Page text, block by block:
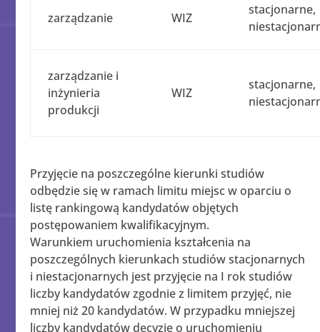
zarządzanie WIZ
stacjonarne,
zarządzanie i
inżynieria
produkcji
WIZ
stacjonarne,
Przyjęcie na poszczególne kierunki studiów
odbędzie się w ramach limitu miejsc w oparciu o
listę rankingową kandydatów objętych
postępowaniem kwalifikacyjnym.
Warunkiem uruchomienia kształcenia na
poszczególnych kierunkach studiów stacjonarnych
i niestacjonarnych jest przyjęcie na I rok studiów
liczby kandydatów zgodnie z limitem przyjęć, nie
mniej niż 20 kandydatów. W przypadku mniejszej
liczby kandydatów decyzję o uruchomieniu